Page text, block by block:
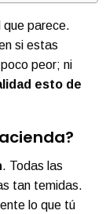
parece.
si estas
peor; ni
esto de
. Todas las
tan temidas.
lo que tú